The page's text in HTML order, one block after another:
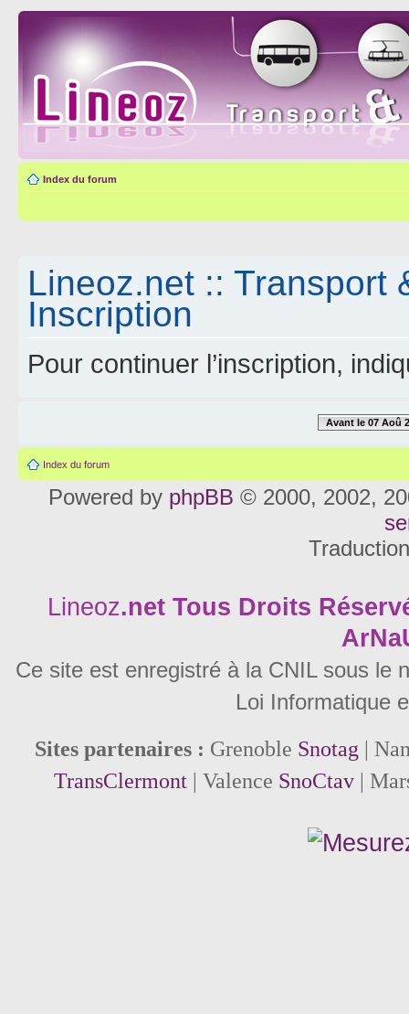
Index du forum
Lineoz.net :: Transport
Inscription
Pour continuer l’inscription,
Avant le 07 Aoû
Index du forum
Powered by phpBB © 2000, 2002,
Lineoz.net Tous Droits
Ce site est enregistré à la CNIL sous le
Loi Informatique
Sites partenaires : Grenoble Snotag |
TransClermont| Valence SnoCtav|